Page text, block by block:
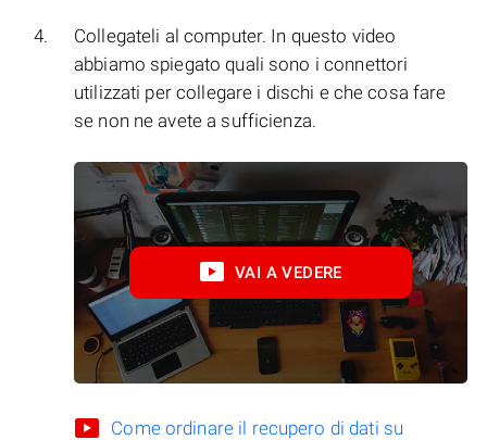
Collegateli al computer. In questo video
abbiamo spiegato quali sono i connettori
utilizzati per collegare i dischi e che cosa fare
se non ne avete a sufficienza.
VAI A VEDERE
Come ordinare il recupero di dati su